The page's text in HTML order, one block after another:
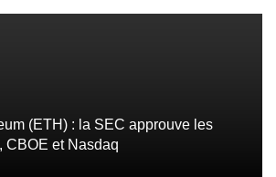
(ETH) : la SEC approuve les
CBOE et Nasdaq